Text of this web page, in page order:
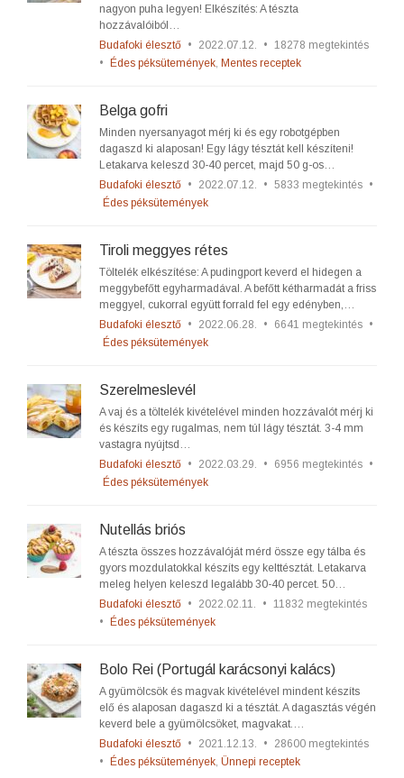
nagyon puha legyen! Elkészítés: A tészta
hozzávalóiból…
Budafoki élesztő • 2022.07.12. • 18278 megtekintés
•
Édes péksütemények, Mentes receptek
Belga gofri
Minden nyersanyagot mérj ki és egy robotgépben
dagaszd ki alaposan! Egy lágy tésztát kell készíteni!
Letakarva keleszd 30-40 percet, majd 50 g-os…
Budafoki élesztő • 2022.07.12. • 5833 megtekintés •
Édes péksütemények
Tiroli meggyes rétes
Töltelék elkészítése: A pudingport keverd el hidegen a
meggybefőtt egyharmadával. A befőtt kétharmadát a friss
meggyel, cukorral együtt forrald fel egy edényben,…
Budafoki élesztő • 2022.06.28. • 6641 megtekintés •
Édes péksütemények
Szerelmeslevél
A vaj és a töltelék kivételével minden hozzávalót mérj ki
és készíts egy rugalmas, nem túl lágy tésztát. 3-4 mm
vastagra nyújtsd…
Budafoki élesztő • 2022.03.29. • 6956 megtekintés •
Édes péksütemények
Nutellás briós
A tészta összes hozzávalóját mérd össze egy tálba és
gyors mozdulatokkal készíts egy kelttésztát. Letakarva
meleg helyen keleszd legalább 30-40 percet. 50…
Budafoki élesztő • 2022.02.11. • 11832 megtekintés
•
Édes péksütemények
Bolo Rei (Portugál karácsonyi kalács)
A gyümölcsök és magvak kivételével mindent készíts
elő és alaposan dagaszd ki a tésztát. A dagasztás végén
keverd bele a gyümölcsöket, magvakat.…
Budafoki élesztő • 2021.12.13. •
28600 megtekintés
•
Édes péksütemények, Ünnepi receptek